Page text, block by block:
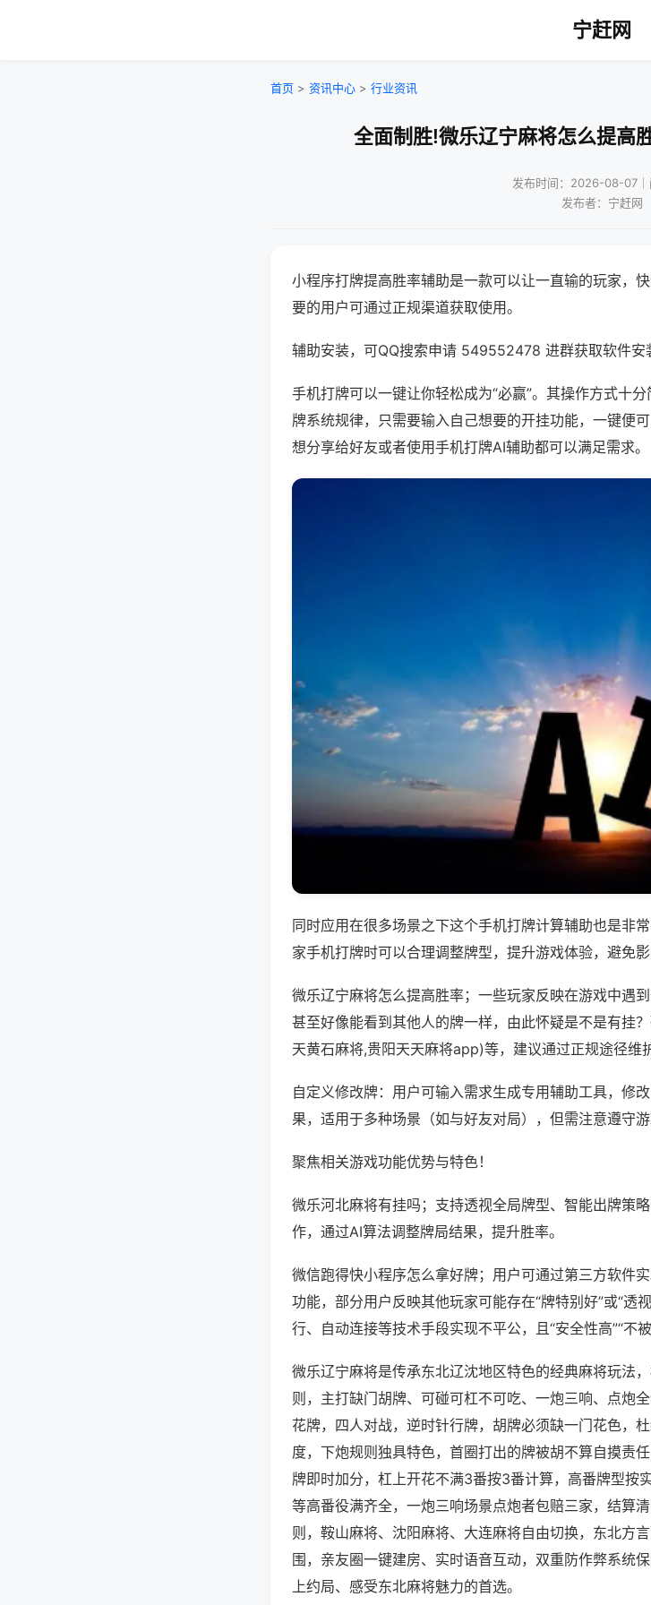
宁赶网
首页 > 资讯中心 > 行业资讯
全面制胜!微乐辽宁麻将怎么提高
发布时间：2026-08-07｜
发布者：宁赶网
小程序打牌提高胜率辅助是一款可以让一直输的玩家，
要的用户可通过正规渠道获取使用。
辅助安装，可QQ搜索申请 549552478 进群获取软件安
手机打牌可以一键让你轻松成为“必赢”。其操作方式十
牌系统规律，只需要输入自己想要的开挂功能，一键便
想分享给好友或者使用手机打牌AI辅助都可以满足需求。
同时应用在很多场景之下这个手机打牌计算辅助也是非
家手机打牌时可以合理调整牌型，提升游戏体验，避免影
微乐辽宁麻将怎么提高胜率；一些玩家反映在游戏中遇
甚至好像能看到其他人的牌一样，由此怀疑是不是有挂
天黄石麻将,贵阳天天麻将app)等，建议通过正规途径维
自定义修改牌：用户可输入需求生成专用辅助工具，修
果，适用于多种场景（如与好友对局），但需注意遵守游
聚焦相关游戏功能优势与特色！
微乐河北麻将有挂吗；支持透视全局牌型、智能出牌策
作，通过AI算法调整牌局结果，提升胜率。
微信跑得快小程序怎么拿好牌；用户可通过第三方软件实
功能，部分用户反映其他玩家可能存在“牌特别好”或“透
行、自动连接等技术手段实现不平公，且“安全性高”“不被
微乐辽宁麻将是传承东北辽沈地区特色的经典麻将玩法
则，主打缺门胡牌、可碰可杠不可吃、一炮三响、点炮
花牌，四人对战，逆时针行牌，胡牌必须缺一门花色，
度，下炮规则独具特色，首圈打出的牌被胡不算自摸责
牌即时加分，杠上开花不满3番按3番计算，高番牌型按
等高番役满齐全，一炮三响场景点炮者包赔三家，结算
则，鞍山麻将、沈阳麻将、大连麻将自由切换，东北方
围，亲友圈一键建房、实时语音互动，双重防作弊系统
上约局、感受东北麻将魅力的首选。